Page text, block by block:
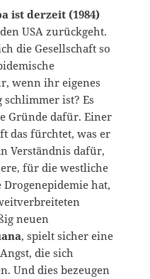
ist derzeit (1984)
USA zurückgeht.
die Gesellschaft so
wenn ihr eigenes
ist? Es
Gründe dafür. Einer
das fürchtet, was er
Verständnis dafür,
für die westliche
hat,
neuen
, spielt sicher eine
die sich
Und dies bezeugen